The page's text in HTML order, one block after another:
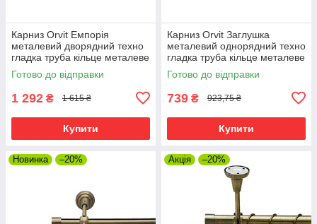
Карниз Orvit Емпорія
металевий дворядний техно
гладка труба кільце металеве
Антик 25\19 мм 200 см (00-
00025981)
Готово до відправки
1 292 ₴ 1 615 ₴
Купити
Карниз Orvit Заглушка
металевий однорядний техно
гладка труба кільце металеве
Антик 25 мм 200 см (00-
00025853)
Готово до відправки
739 ₴ 923,75 ₴
Купити
Новинка –20% Акція –20%